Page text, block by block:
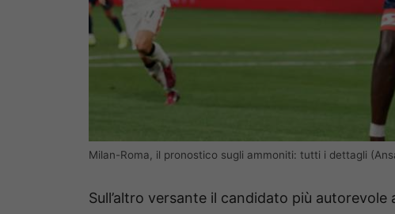
Milan-Roma, il pronostico sugli ammoniti: tutti i dettagli
Sull’altro versante il candidato più